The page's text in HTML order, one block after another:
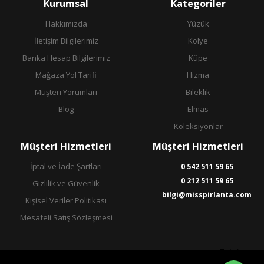
Kurumsal
Hakkımızda
İletişim Bilgilerimiz
Banka Hesap Bilgilerimiz
Mağaza Yol Tarifi
Müşteri Yorumları
Blog
Kategoriler
Yüzük
Kolye
Küpe
Hızma
Bileklik
Elmas
Koleksiyonlar
Müşteri Hizmetleri
İptal ve İade Şartları
Gizlilik ve Güvenlik
Kişisel Veriler Politikası
Mesafeli Satış Sözleşmesi
Müşteri Hizmetleri
0 542 511 59 65
0 212 511 59 65
bilgi@misspirlanta.com